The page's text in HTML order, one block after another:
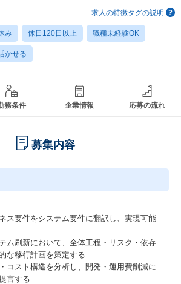
求人の特徴タグの説明
み 休日120日以上 職種未経験OK
かせる
務条件 企業情報 応募の流れ
募集内容
ス要件をシステム要件に翻訳し、実現可能
ム刷新において、全体工程・リスク・依存
な移行計画を策定する
コスト構造を分析し、開発・運用費削減に
言する